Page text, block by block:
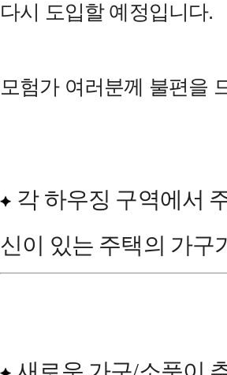
다시 도입할 예정입니다.
모험가 여러분께 불편을
각 하우징 구역에서
신이 있는 주택의 가구